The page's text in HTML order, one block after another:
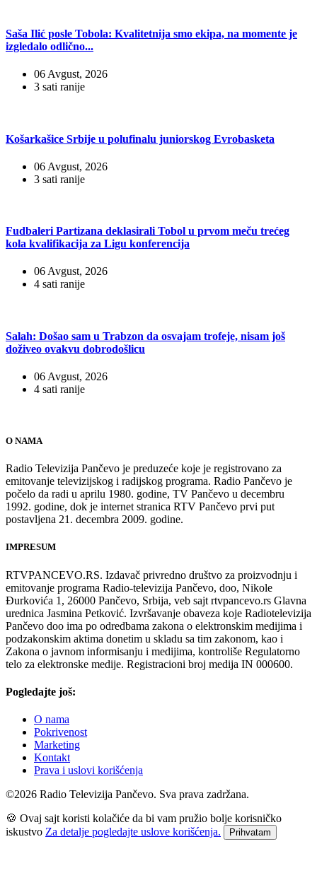
Saša Ilić posle Tobola: Kvalitetnija smo ekipa, na momente je
izgledalo odlično...
06 Avgust, 2026
3 sati ranije
Košarkašice Srbije u polufinalu juniorskog Evrobasketa
06 Avgust, 2026
3 sati ranije
Fudbaleri Partizana deklasirali Tobol u prvom meču trećeg
kola kvalifikacija za Ligu konferencija
06 Avgust, 2026
4 sati ranije
Salah: Došao sam u Trabzon da osvajam trofeje, nisam još
doživeo ovakvu dobrodošlicu
06 Avgust, 2026
4 sati ranije
O NAMA
Radio Televizija Pančevo je preduzeće koje je registrovano za
emitovanje televizijskog i radijskog programa. Radio Pančevo je
počelo da radi u aprilu 1980. godine, TV Pančevo u decembru
1992. godine, dok je internet stranica RTV Pančevo prvi put
postavljena 21. decembra 2009. godine.
IMPRESUM
RTVPANCEVO.RS. Izdavač privredno društvo za proizvodnju i
emitovanje programa Radio-televizija Pančevo, doo, Nikole
Đurkovića 1, 26000 Pančevo, Srbija, veb sajt rtvpancevo.rs Glavna
urednica Jasmina Petković. Izvršavanje obaveza koje Radiotelevizija
Pančevo doo ima po odredbama zakona o elektronskim medijima i
podzakonskim aktima donetim u skladu sa tim zakonom, kao i
Zakona o javnom informisanju i medijima, kontroliše Regulatorno
telo za elektronske medije. Registracioni broj medija IN 000600.
Pogledajte još:
O nama
Pokrivenost
Marketing
Kontakt
Prava i uslovi korišćenja
©2026 Radio Televizija Pančevo. Sva prava zadržana.
🍪 Ovaj sajt koristi kolačiće da bi vam pružio bolje korisničko
iskustvo Za detalje pogledajte uslove korišćenja. Prihvatam